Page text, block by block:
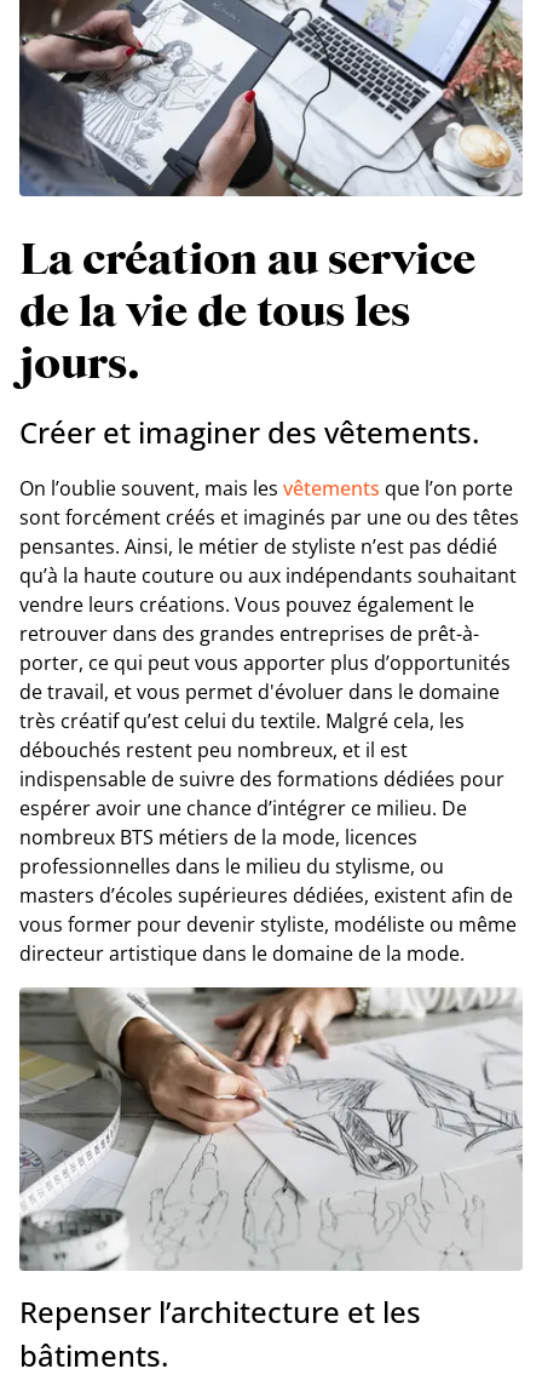
La création au service
de la vie de tous les
jours.
Créer et imaginer des vêtements.
On l’oublie souvent, mais les vêtements que l’on porte
sont forcément créés et imaginés par une ou des têtes
pensantes. Ainsi, le métier de styliste n’est pas dédié
qu’à la haute couture ou aux indépendants souhaitant
vendre leurs créations. Vous pouvez également le
retrouver dans des grandes entreprises de prêt-à-
porter, ce qui peut vous apporter plus d’opportunités
de travail, et vous permet d'évoluer dans le domaine
très créatif qu’est celui du textile. Malgré cela, les
débouchés restent peu nombreux, et il est
indispensable de suivre des formations dédiées pour
espérer avoir une chance d’intégrer ce milieu. De
nombreux BTS métiers de la mode, licences
professionnelles dans le milieu du stylisme, ou
masters d’écoles supérieures dédiées, existent afin de
vous former pour devenir styliste, modéliste ou même
directeur artistique dans le domaine de la mode.
Repenser l’architecture et les
bâtiments.